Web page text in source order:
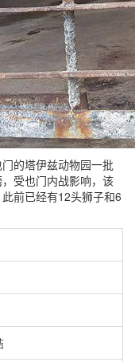
的塔伊兹动物园一批
受也门内战影响，该
前已经有12头狮子和6